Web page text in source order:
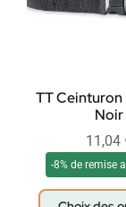
TT Ceinturon
Noir
11,04
-8% de remise